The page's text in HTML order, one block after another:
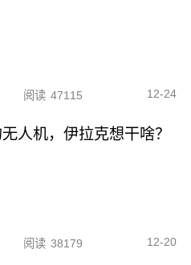
阅读 47115 12-24
人机，伊拉克想干啥？
阅读 38179 12-20